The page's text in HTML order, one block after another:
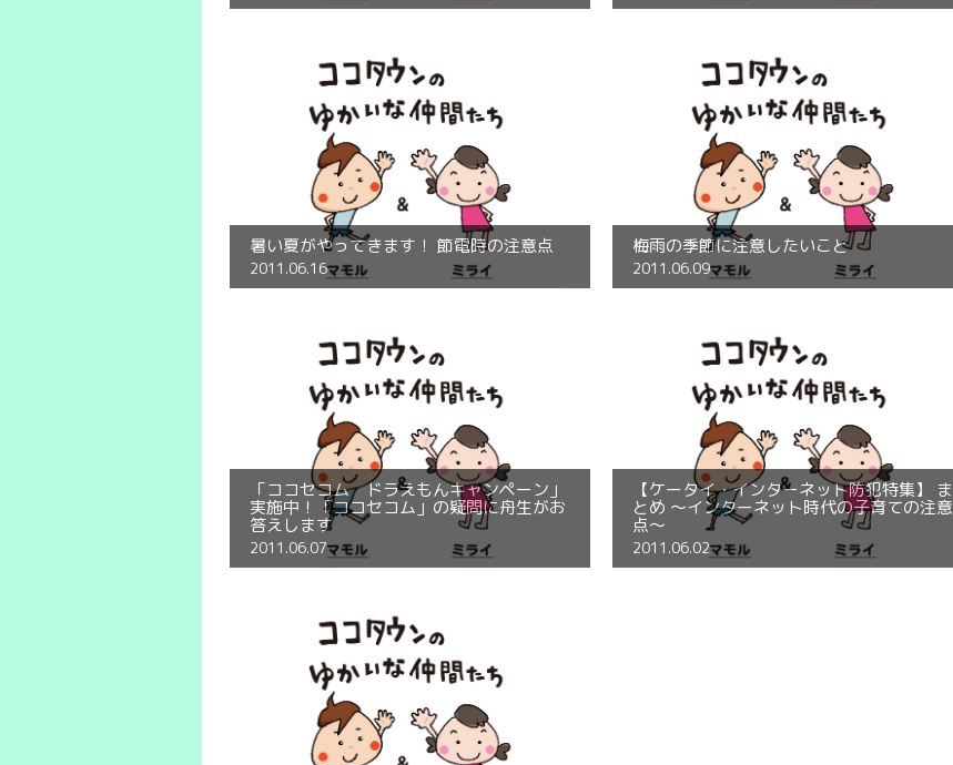
暑い夏がやってきます！ 節電時の注意点
2011.06.16
梅雨の季節に注意したいこと
2011.06.09
「ココセコム ドラえもんキャンペーン」
実施中！「ココセコム」の疑問に舟生がお
答えします
2011.06.07
【ケータイ・インターネット防犯特集】 ま
とめ ～インターネット時代の子育ての注意
点～
2011.06.02